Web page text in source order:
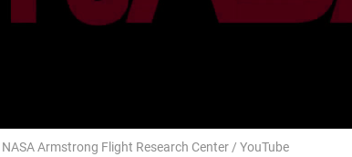
NASA Armstrong Flight Research Center / YouTube